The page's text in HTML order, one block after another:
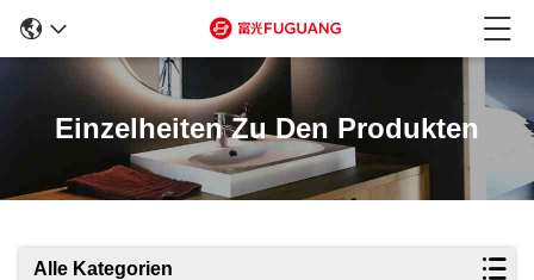
Einzelheiten Zu Den Produkten
Alle Kategorien